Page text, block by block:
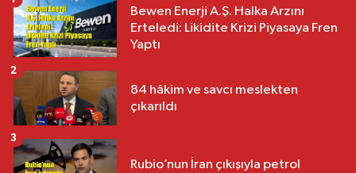
Bewen Enerji A.Ş. Halka Arzını
Erteledi: Likidite Krizi Piyasaya Fren
Yaptı
84 hâkim ve savcı meslekten
çıkarıldı
2
Rubio’nun İran çıkışıyla petrol
3